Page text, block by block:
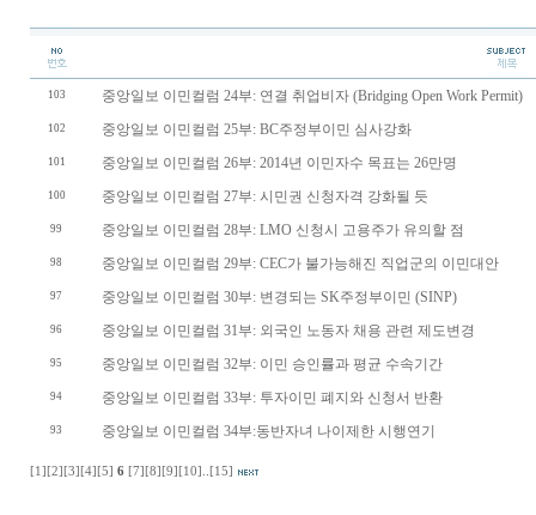
103 중앙일보 이민컬럼 24부: 연결 취업비자 (Bridging Open Work Permit)
102 중앙일보 이민컬럼 25부: BC주정부이민 심사강화
101 중앙일보 이민컬럼 26부: 2014년 이민자수 목표는 26만명
100 중앙일보 이민컬럼 27부: 시민권 신청자격 강화될 듯
99 중앙일보 이민컬럼 28부: LMO 신청시 고용주가 유의할 점
98 중앙일보 이민컬럼 29부: CEC가 불가능해진 직업군의 이민대안
97 중앙일보 이민컬럼 30부: 변경되는 SK주정부이민 (SINP)
96 중앙일보 이민컬럼 31부: 외국인 노동자 채용 관련 제도변경
95 중앙일보 이민컬럼 32부: 이민 승인률과 평균 수속기간
94 중앙일보 이민컬럼 33부: 투자이민 폐지와 신청서 반환
93 중앙일보 이민컬럼 34부:동반자녀 나이제한 시행연기
[1] [2] [3] [4] [5] 6 [7] [8] [9] [10] [15]